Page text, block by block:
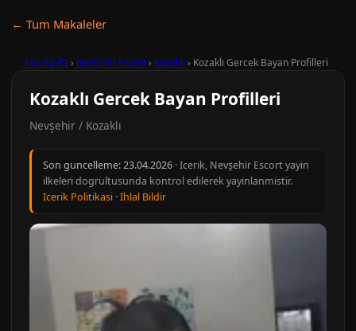
← Tum Makaleler
Ana Sayfa › Nevşehir Escort› Kozaklı › Kozaklı Gercek Bayan Profilleri
Kozaklı Gercek Bayan Profilleri
Nevşehir / Kozaklı
Son guncelleme:23.04.2026 · Icerik, Nevşehir Escort yayin
ilkeleri dogrultusunda kontrol edilerek yayinlanmistir.
Icerik Politikasi ·Ihlal Bildir